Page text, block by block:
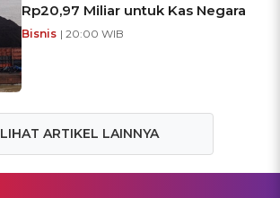
Rp20,97 Miliar untuk Kas Negara
Bisnis | 20:00 WIB
LIHAT ARTIKEL LAINNYA